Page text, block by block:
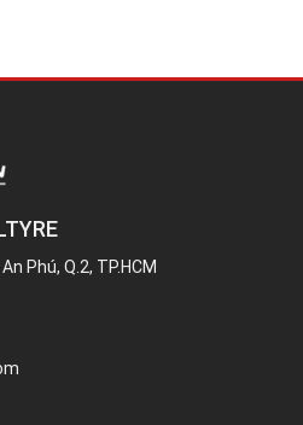
Phú, Q.2, TP.HCM